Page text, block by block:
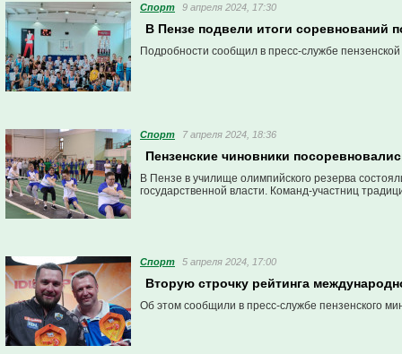
Спорт 9 апреля 2024, 17:30
В Пензе подвели итоги соревнований
Подробности сообщил в пресс-службе
Спорт 7 апреля 2024, 18:36
Пензенские чиновники
В Пензе в училище олимпийского резерва
государственной власти. Команд-участниц
Спорт 5 апреля 2024, 17:00
Вторую строчку рейтинга
Об этом сообщили в пресс-службе пензенского